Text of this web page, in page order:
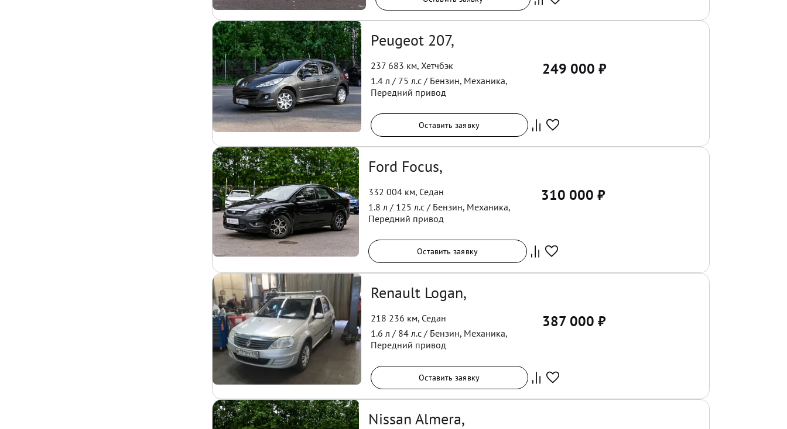
Peugeot 207,
237 683 км, Хетчбэк
1.4л / 75 л.с / Бензин, Механика,
Передний привод
249 000 ₽
Оставить заявку
Ford Focus,
332 004 км, Седан
1.8 л / 125 л.с / Бензин, Механика,
Передний привод
310 000 ₽
Оставить заявку
Renault Logan,
218 236 км, Седан
1.6 л / 84л.с / Бензин, Механика,
Передний привод
387 000 ₽
Оставить заявку
Nissan Almera,